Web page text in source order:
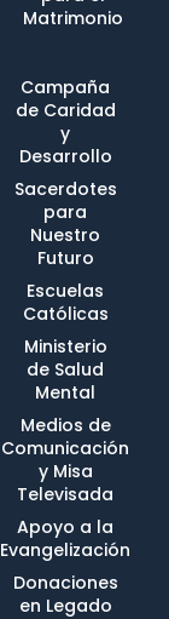
Matrimonio
Campaña
de Caridad
y
Desarrollo
Sacerdotes
para
Nuestro
Futuro
Escuelas
Católicas
Ministerio
de Salud
Mental
Medios de
Comunicación
y Misa
Televisada
Apoyo a la
Evangelización
Donaciones
en Legado